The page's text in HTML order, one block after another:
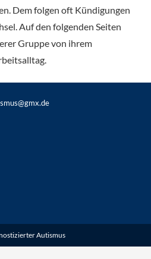
Dem folgen oft Kündigungen
Auf den folgenden Seiten
Gruppe von ihrem
Autismus